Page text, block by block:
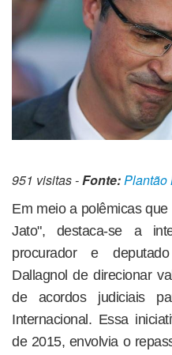
951 visitas -Fonte:Plantão
Em meio a polêmicas
Jato", destaca-se a
procurador e
Dallagnol de direcionar
de acordos judiciais
Internacional. Essa
de 2015, envolvia o